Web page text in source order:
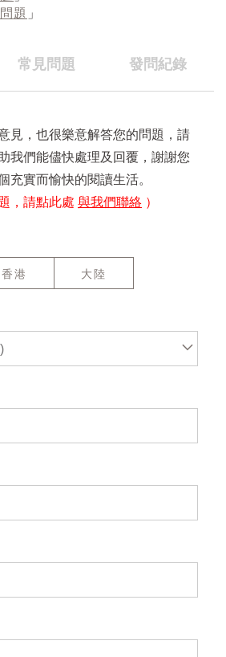
題 」
常見問題 發問紀錄
見，也很樂意解答您的問題，請
我們能儘快處理及回覆，謝謝您
充實而愉快的閱讀生活。
，請點此處 與我們聯絡 ）
香港 大陸